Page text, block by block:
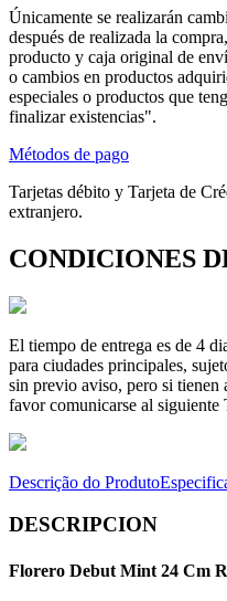
Únicamente se realizarán
después de realizada la
producto y caja original de
o cambios en productos
especiales o productos que
finalizar existencias".
Métodos de pago
Tarjetas débito y Tarjeta de
extranjero.
CONDICIONES
El tiempo de entrega es de 4
para ciudades principales,
sin previo aviso, pero si tienen
favor comunicarse al
Descrição do Produto
DESCRIPCION
Florero Debut Mint 24 Cm